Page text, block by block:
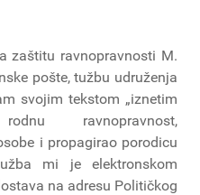
zaštitu ravnopravnosti M.
pošte, tužbu udruženja
svojim tekstom „iznetim
ravnopravnost,
i propagirao porodicu
mi je elektronskom
na adresu Političkog